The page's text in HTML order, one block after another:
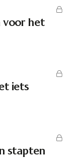
voor het
iets
stapten